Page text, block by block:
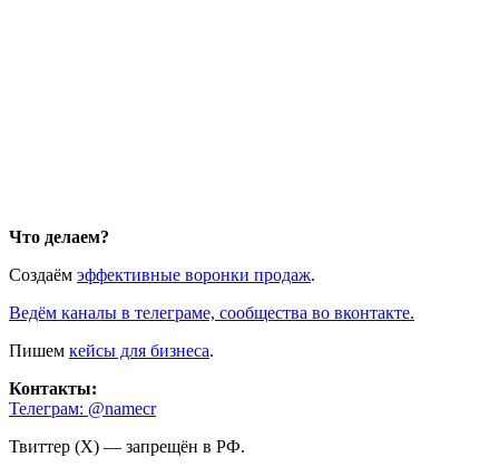
Что делаем?
Создаём эффективные воронки продаж.
Ведём каналы в телеграме, сообщества во вконтакте.
Пишем кейсы для бизнеса.
Контакты:
Телеграм: @namecr
Твиттер (Х) — запрещён в РФ.